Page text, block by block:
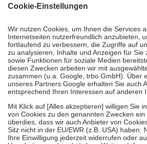
Grundsätzlich leisten Mitglieder Zuzahlungen
höchstens zehn Euro.
Es sind jedoch nie mehr
Kosten der Leistung zu entrichten.
Diese Regeln gelten grundsätzlich auch für
Bei Heilmitteln und häuslicher
Zuzahlung zehn Prozent der Kosten sowie
Verordnung.
Um das Engagement der Versicherten für ihre
stärken und die besondere Stellung der
fallenkeine Zuzahlungenan bei:
• Kindern und Jugendlichen bis zum
mit Ausnahme der Fahrkosten
• Untersuchungen zur Vorsorge und